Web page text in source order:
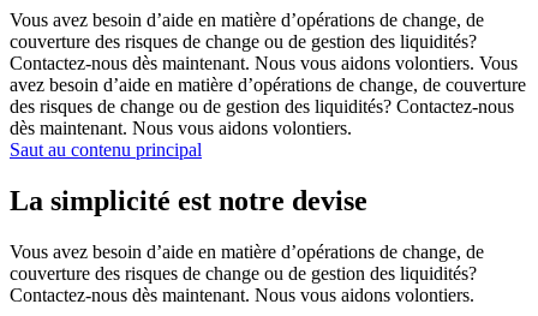
Vous avez besoin d’aide en matière d’opérations de change, de
couverture des risques de change ou de gestion des liquidités?
Contactez-nous dès maintenant. Nous vous aidons volontiers. Vous
avez besoin d’aide en matière d’opérations de change, de couverture
des risques de change ou de gestion des liquidités? Contactez-nous
dès maintenant. Nous vous aidons volontiers.
Saut au contenu principal
La simplicité est notre devise
Vous avez besoin d’aide en matière d’opérations de change, de
couverture des risques de change ou de gestion des liquidités?
Contactez-nous dès maintenant. Nous vous aidons volontiers.